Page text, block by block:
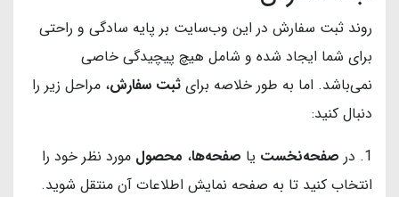
روند ثبت سفارش در این وب‌سایت بر پایه سادگی و راحتی
برای شما ایجاد شده و شامل هیچ پیچیدگی خاصی
نمی‌باشد. اما به طور خلاصه برای ثبت سفارش، مراحل زیر را
دنبال کنید:
1. در
صفحه‌نخست یا صفحه‌ها، محصول مورد نظر خود را
انتخاب کنید تا به صفحه نمایش اطلاعات آن منتقل شوید.